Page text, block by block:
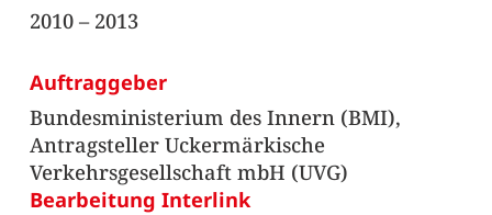
2010 – 2013
Auftraggeber
Bundesministerium des Innern (BMI),
Antragsteller Uckermärkische
Verkehrsgesellschaft mbH (UVG)
Bearbeitung Interlink